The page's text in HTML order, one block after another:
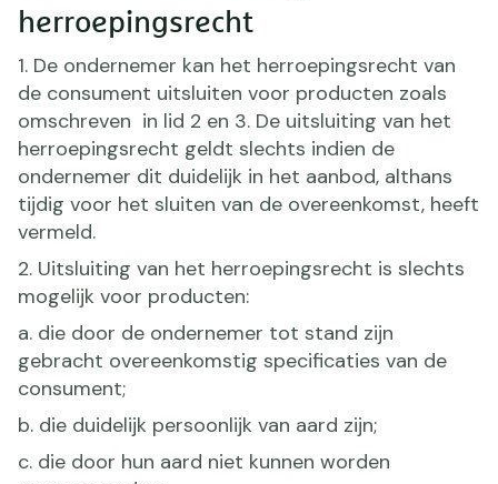
herroepingsrecht
1. De ondernemer kan het herroepingsrecht van
de consument uitsluiten voor producten zoals
omschreven in lid 2 en 3. De uitsluiting van het
herroepingsrecht geldt slechts indien de
ondernemer dit duidelijk in het aanbod, althans
tijdig voor het sluiten van de overeenkomst, heeft
vermeld.
2. Uitsluiting van het herroepingsrecht is slechts
mogelijk voor producten:
a. die door de ondernemer tot stand zijn
gebracht overeenkomstig specificaties van de
consument;
b. die duidelijk persoonlijk van aard zijn;
c. die door hun aard niet kunnen worden